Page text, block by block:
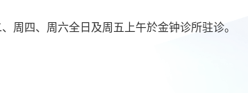
周四、周六全日及周五上午於金钟诊所驻诊。